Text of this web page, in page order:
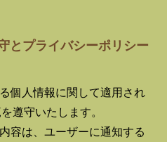
とプライバシーポリシー
個人情報に関して適用され
遵守いたします。
容は、ユーザーに通知する